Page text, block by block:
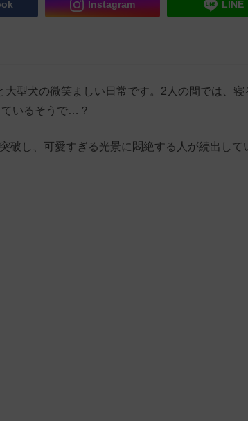
Instagram LINE
型犬の微笑ましい日常です。2人の間では、寝
いるそうで…？
破し、可愛すぎる光景に悶絶する人が続出して